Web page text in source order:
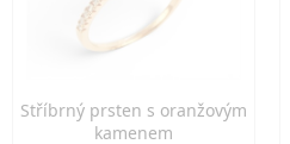
Stříbrný prsten s oranžovým
kamenem